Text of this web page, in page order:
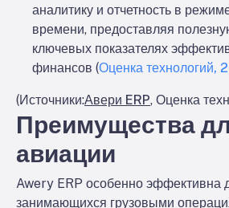
аналитику и отчетность в
времени, предоставляя
ключевых показателях
финансов (Оценка технологий,
(Источники:Авери ERP, Оценка
Преимущества
авиации
Awery ERP особенно эффективна
занимающихся грузовыми